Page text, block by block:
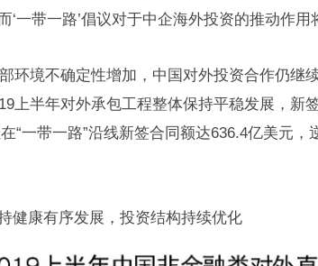
‘一带一路’倡议对于中企海外投资的推动作用
环境不确定性增加，中国对外投资合作仍继
上半年对外承包工程整体保持平稳发展，新
“一带一路”沿线新签合同额达636.4亿美元
健康有序发展，投资结构持续优化